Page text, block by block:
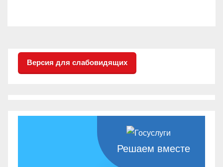
Версия для слабовидящих
Решаем вместе